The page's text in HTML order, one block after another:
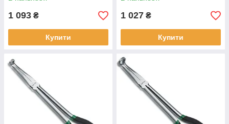
1 093 ₴
Купити
1 027 ₴
Купити